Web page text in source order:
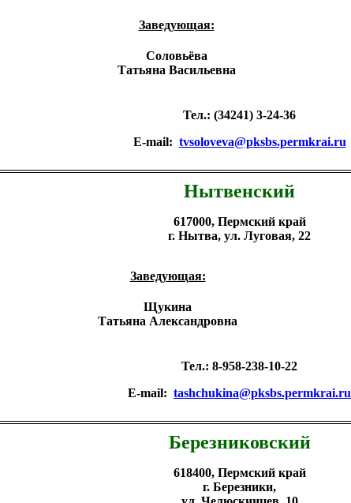
Заведующая:
Соловьёва
Татьяна Васильевна
Тел.: (34241) 3-24-36
E-mail: tvsoloveva@pksbs.permkrai.ru
Нытвенский
617000, Пермский край
г. Нытва, ул. Луговая, 22
Заведующая:
Щукина
Татьяна Александровна
Тел.: 8-958-238-10-22
E-mail: tashchukina@pksbs.permkrai.ru
Березниковский
618400, Пермский край
г. Березники,